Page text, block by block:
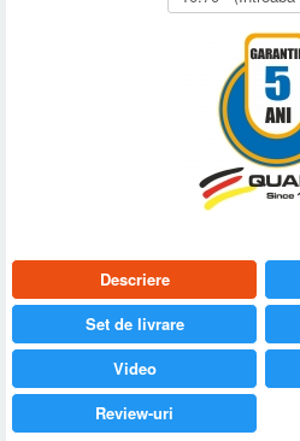
Descriere
Set de livrare
Video
Review-uri